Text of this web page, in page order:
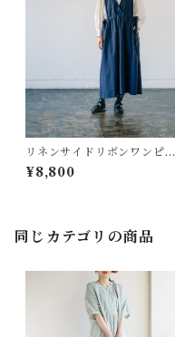
リネンサイドリボンワンピー
ス ALCEDO
¥8,800
同じカテゴリの商品